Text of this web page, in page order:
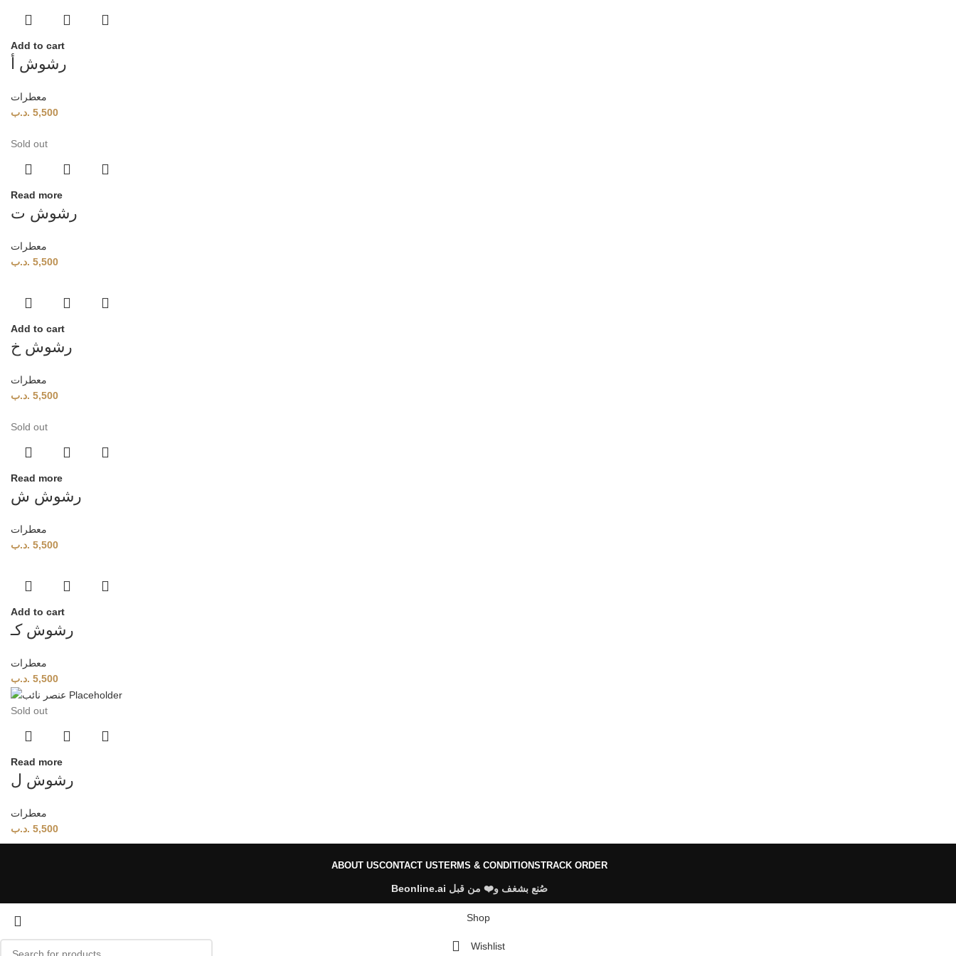
Add to cart
رشوش أ
معطرات
5,500 .د.ب
Sold out
Read more
رشوش ت
معطرات
5,500 .د.ب
Add to cart
رشوش خ
معطرات
5,500 .د.ب
Sold out
Read more
رشوش ش
معطرات
5,500 .د.ب
Add to cart
رشوش كـ
معطرات
5,500 .د.ب
Sold out
Read more
رشوش ل
معطرات
5,500 .د.ب
ABOUT USCONTACT USTERMS & CONDITIONSTRACK ORDER
صُنع بشغف و❤️ من قبل Beonline.ai
Shop
Wishlist